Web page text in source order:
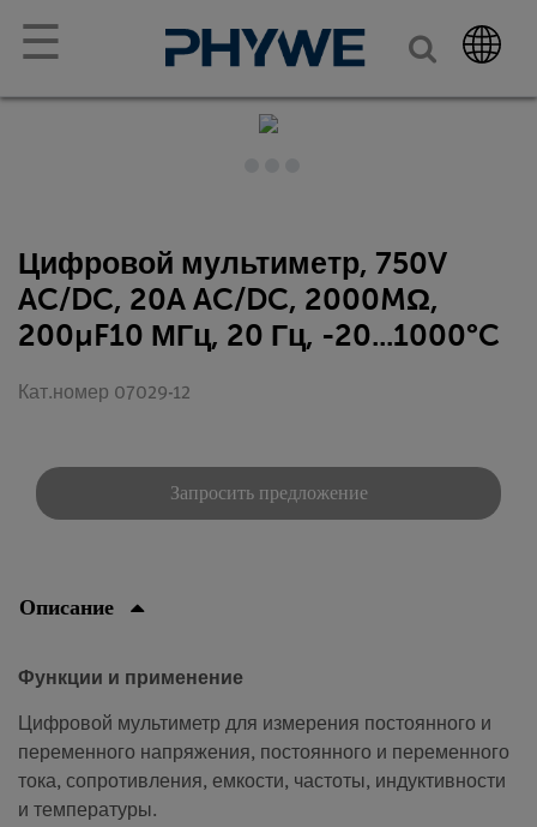
☰
Цифровой мультиметр, 750V
AC/DC, 20A AC/DC, 2000MΩ,
200µF10 МГц, 20 Гц, -20...1000°C
Кат.номер 07029-12
Запросить предложение
Описание
Функции и применение
Цифровой мультиметр для измерения постоянного и
переменного напряжения, постоянного и переменного
тока, сопротивления, емкости, частоты, индуктивности
и температуры.